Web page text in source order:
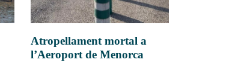
Atropellament mortal a
l’Aeroport de Menorca